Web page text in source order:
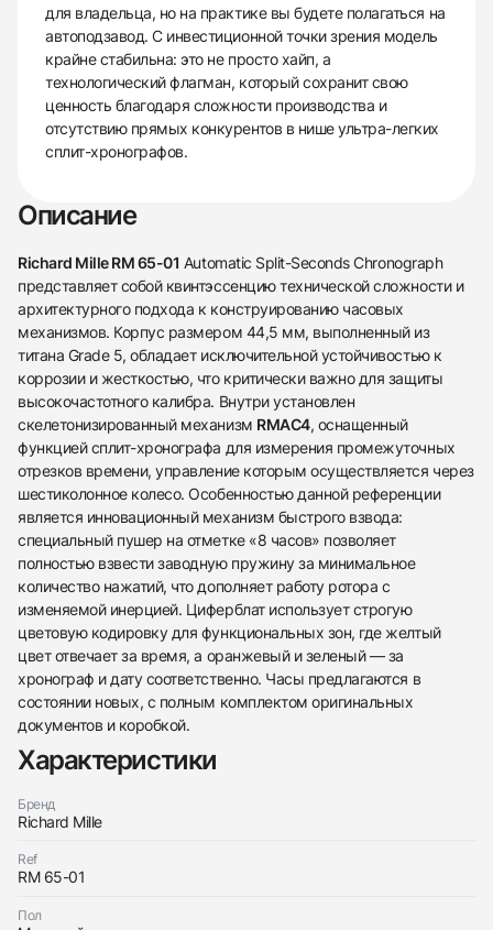
для владельца, но на практике вы будете полагаться на
автоподзавод. С инвестиционной точки зрения модель
крайне стабильна: это не просто хайп, а
технологический флагман, который сохранит свою
ценность благодаря сложности производства и
отсутствию прямых конкурентов в нише ультра-легких
сплит-хронографов.
Описание
Richard Mille RM 65-01 Automatic Split-Seconds Chronograph
представляет собой квинтэссенцию технической сложности и
архитектурного подхода к конструированию часовых
механизмов. Корпус размером 44,5 мм, выполненный из
титана Grade 5, обладает исключительной устойчивостью к
коррозии и жесткостью, что критически важно для защиты
высокочастотного калибра. Внутри установлен
скелетонизированный механизм RMAC4, оснащенный
функцией сплит-хронографа для измерения промежуточных
отрезков времени, управление которым осуществляется через
шестиколонное колесо. Особенностью данной референции
является инновационный механизм быстрого взвода:
специальный пушер на отметке «8 часов» позволяет
полностью взвести заводную пружину за минимальное
количество нажатий, что дополняет работу ротора с
изменяемой инерцией. Циферблат использует строгую
цветовую кодировку для функциональных зон, где желтый
цвет отвечает за время, а оранжевый и зеленый — за
хронограф и дату соответственно. Часы предлагаются в
состоянии новых, с полным комплектом оригинальных
документов и коробкой.
Характеристики
Бренд
Richard Mille
Ref
RM 65-01
Пол